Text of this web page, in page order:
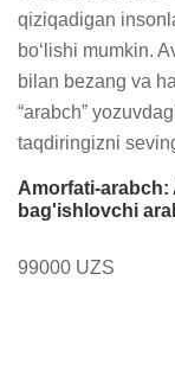
qiziqadigan
bo‘lishi mumkin.
bilan bezang va
“arabch”
taqdiringizni
Amorfati-
bag'ishlovchi
99000 UZS